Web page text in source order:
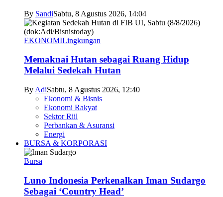
By SandiSabtu, 8 Agustus 2026, 14:04
EKONOMILingkungan
Memaknai Hutan sebagai Ruang Hidup
Melalui Sedekah Hutan
By AdiSabtu, 8 Agustus 2026, 12:40
Ekonomi & Bisnis
Ekonomi Rakyat
Sektor Riil
Perbankan & Asuransi
Energi
BURSA & KORPORASI
Bursa
Luno Indonesia Perkenalkan Iman Sudargo
Sebagai ‘Country Head’